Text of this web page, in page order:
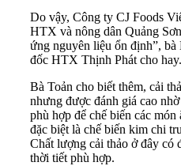
Do vậy, Công ty CJ Foods
HTX và nông dân Quảng
ứng nguyên liệu ổn định”,
đốc HTX Thịnh Phát cho hay.
Bà Toản cho biết thêm, cải
nhưng được đánh giá cao
phù hợp để chế biến các
đặc biệt là chế biến kim chi
Chất lượng cải thảo ở đây có
thời tiết phù hợp.